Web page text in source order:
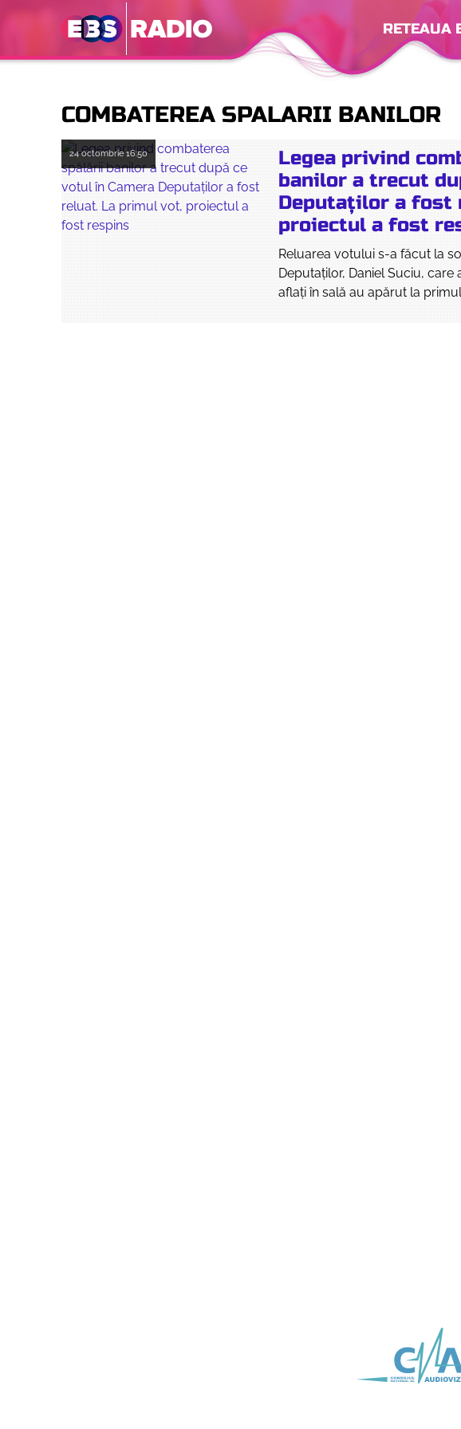
RETEAUA
COMBATEREA SPALARII BANILOR
24 octombrie16:50
Legea privind
banilor a trecut
Deputaților a fost
proiectul a fost
Reluarea votului s-a făcut la
Deputaților, Daniel Suciu,
aflați în sală au apărut la